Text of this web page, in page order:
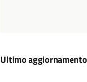
Ultimo aggiornamento